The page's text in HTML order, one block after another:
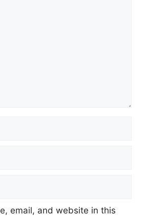
email, and website in this